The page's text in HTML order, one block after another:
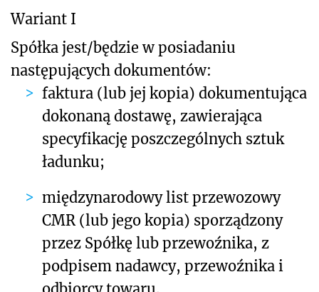
Wariant I
Spółka jest/będzie w posiadaniu
następujących dokumentów:
faktura (lub jej kopia) dokumentująca
dokonaną dostawę, zawierająca
specyfikację poszczególnych sztuk
ładunku;
międzynarodowy list przewozowy
CMR (lub jego kopia) sporządzony
przez Spółkę lub przewoźnika, z
podpisem nadawcy, przewoźnika i